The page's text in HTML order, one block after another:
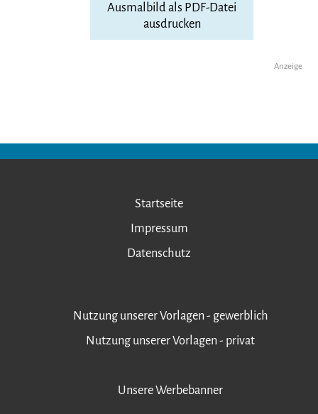
Ausmalbild als PDF-Datei
ausdrucken
Anzeige
Startseite
Impressum
Datenschutz
Nutzung unserer Vorlagen - gewerblich
Nutzung unserer Vorlagen - privat
Unsere Werbebanner